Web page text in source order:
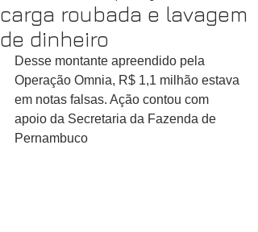
carga roubada e lavagem
de dinheiro
Desse montante apreendido pela
Operação Omnia, R$ 1,1 milhão estava
em notas falsas. Ação contou com
apoio da Secretaria da Fazenda de
Pernambuco